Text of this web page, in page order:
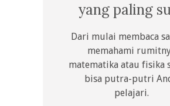
yang paling
Dari mulai membaca
memahami
matematika atau fisika
bisa putra-putri
pelajari.